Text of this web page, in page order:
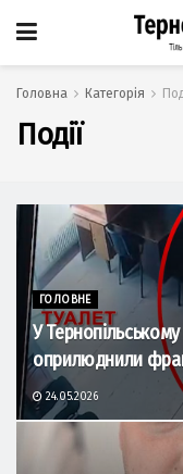
Головна Категорія
Події
ГОЛОВНЕ
У
оприлюднили
24.05.2026